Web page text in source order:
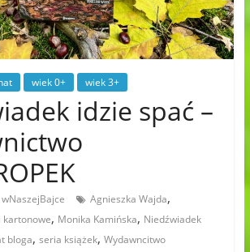
wiek 0+ wiek 3+
idzie spać –
wNaszejBajce Agnieszka Wajda,
kartonowe, Monika Kamińska, Niedźwiadek
bloga, seria książek, Wydawncitwo